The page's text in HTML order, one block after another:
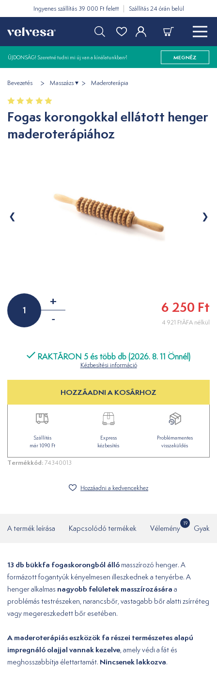
Ingyenes szállítás 39 000 Ft felett Szállítás 24 órán belül
ÚJDONSÁG! Szeretné tudni mi új van a kínálatunkban? MEGNÉZ
Bevezetés Masszázs Maderoterápia
Fogas korongokkal ellátott henger
maderoterápiához
+
-
6 250 Ft
4 921 FtÁFA nélkül
RAKTÁRON 5 és több db (2026. 8. 11 Önnél)
Kézbesítési információ
HOZZÁADNI A KOSÁRHOZ
Szállítás
már 1090 Ft
Express
kézbesítés
Problémamentes
visszaküldés
Termékkód:74340013
Hozzáadni a kedvencekhez
A termék leírása Kapcsolódó termékek Vélemény
19
13 db bükkfa fogaskorongból álló masszírozó henger. A
formázott fogantyúk kényelmesen illeszkednek a tenyérbe. A
henger alkalmas nagyobb felületek masszírozására a
problémás testrészeken, narancsbőr, vastagabb bőr alatti zsírréteg
vagy megereszkedett bőr esetében.
A maderoterápiás eszközök fa részei természetes alapú
impregnáló olajjal vannak kezelve , amely védi a fát és
meghosszabbítja élettartamát. Nincsenek lakkozva.